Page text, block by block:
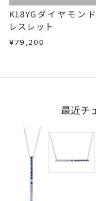
K18YGダイヤモン
レスレット
¥79,200
最近チ